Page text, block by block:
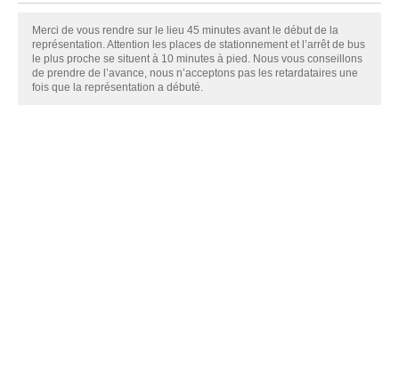
Merci de vous rendre sur le lieu 45 minutes avant le début de la
représentation. Attention les places de stationnement et l’arrêt de bus
le plus proche se situent à 10 minutes à pied. Nous vous conseillons
de prendre de l’avance, nous n’acceptons pas les retardataires une
fois que la représentation a débuté.